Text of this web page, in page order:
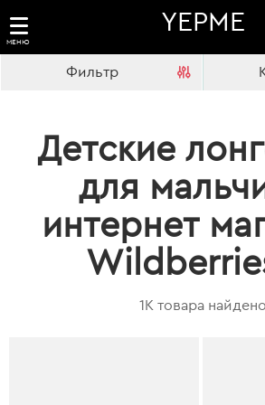
МЕНЮ
YEPME
Фильтр
Детские
для
интернет
1K товара найдено